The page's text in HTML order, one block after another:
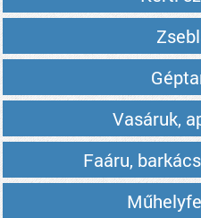
Vasáruk,
Faáru,